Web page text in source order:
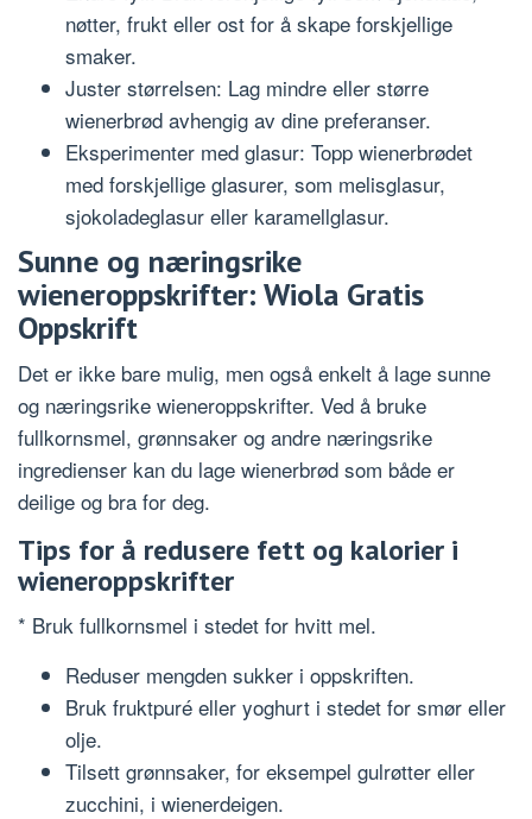
nøtter, frukt eller ost for å skape forskjellige
smaker.
Juster størrelsen: Lag mindre eller større
wienerbrød avhengig av dine preferanser.
Eksperimenter med glasur: Topp wienerbrødet
med forskjellige glasurer, som melisglasur,
sjokoladeglasur eller karamellglasur.
Sunne og næringsrike
wieneroppskrifter: Wiola Gratis
Oppskrift
Det er ikke bare mulig, men også enkelt å lage sunne
og næringsrike wieneroppskrifter. Ved å bruke
fullkornsmel, grønnsaker og andre næringsrike
ingredienser kan du lage wienerbrød som både er
deilige og bra for deg.
Tips for å redusere fett og kalorier i
wieneroppskrifter
* Bruk fullkornsmel i stedet for hvitt mel.
Reduser mengden sukker i oppskriften.
Bruk fruktpuré eller yoghurt i stedet for smør eller
olje.
Tilsett grønnsaker, for eksempel gulrøtter eller
zucchini, i wienerdeigen.